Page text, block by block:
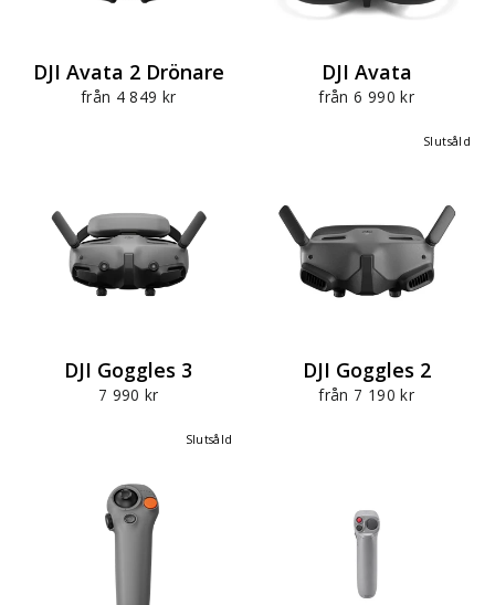
DJI Avata 2 Drönare
från 4 849 kr
DJI Avata
från 6 990 kr
DJI Goggles 3
7 990 kr
Slutsåld
DJI Goggles 2
från 7 190 kr
Slutsåld